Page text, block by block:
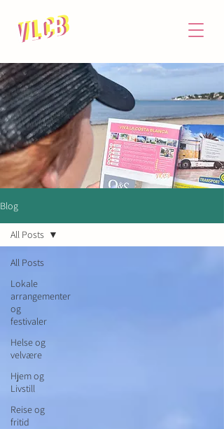
Blog
All Posts
Lokale
arrangementer
og
festivaler
Helse og
velvære
Hjem og
Livstill
Reise og
fritid
All Posts